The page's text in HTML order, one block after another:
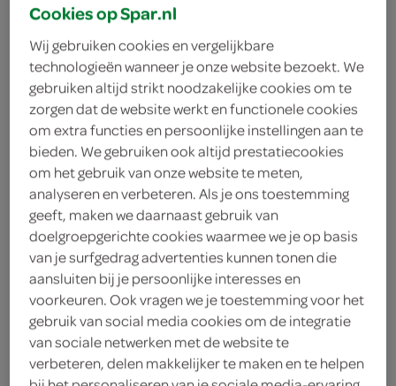
Knorr Vleesjus Triopak
Knorr
69 Gram
Let op: aanbiedingen zijn niet zichtbaar bij de
Cookies op Spar.nl
Wij gebruiken cookies en vergelijkbare
technologieën wanneer je onze website bezoekt. We
gebruiken altijd strikt noodzakelijke cookies om te
zorgen dat de website werkt en functionele cookies
om extra functies en persoonlijke instellingen aan te
bieden. We gebruiken ook altijd prestatiecookies
om het gebruik van onze website te meten,
analyseren en verbeteren. Als je ons toestemming
geeft, maken we daarnaast gebruik van
doelgroepgerichte cookies waarmee we je op basis
van je surfgedrag advertenties kunnen tonen die
aansluiten bij je persoonlijke interesses en
voorkeuren. Ook vragen we je toestemming voor het
gebruik van social media cookies om de integratie
van sociale netwerken met de website te
verbeteren, delen makkelijker te maken en te helpen